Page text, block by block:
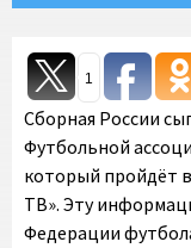
1
Сборная России
Футбольной
который пройдёт
ТВ». Эту
Федерации